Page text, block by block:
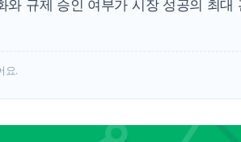
구미 폐염
와 규제 승인 여부가 시장 성공의 최대
요.